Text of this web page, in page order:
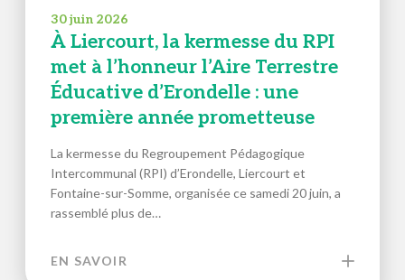
30 juin 2026
À Liercourt, la kermesse du RPI
met à l’honneur l’Aire Terrestre
Éducative d’Erondelle : une
première année prometteuse
La kermesse du Regroupement Pédagogique
Intercommunal (RPI) d’Erondelle, Liercourt et
Fontaine-sur-Somme, organisée ce samedi 20 juin, a
rassemblé plus de…
EN SAVOIR